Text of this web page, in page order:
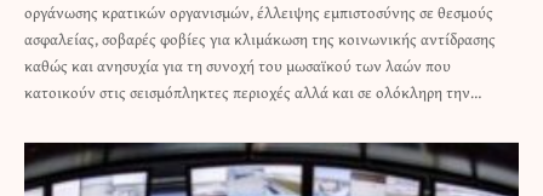
οργάνωσης κρατικών οργανισμών, έλλειψης εμπιστοσύνης σε θεσμούς
ασφαλείας, σοβαρές φοβίες για κλιμάκωση της κοινωνικής αντίδρασης
καθώς και ανησυχία για τη συνοχή του μωσαϊκού των λαών που
κατοικούν στις σεισμόπληκτες περιοχές αλλά και σε ολόκληρη την…